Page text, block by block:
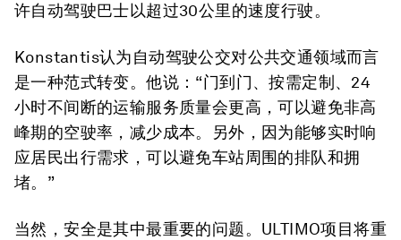
许自动驾驶巴士以超过30公里的速度行驶。
Konstantis认为自动驾驶公交对公共交通领域而言
是一种范式转变。他说：“门到门、按需定制、24
小时不间断的运输服务质量会更高，可以避免非高
峰期的空驶率，减少成本。另外，因为能够实时响
应居民出行需求，可以避免车站周围的排队和拥
堵。”
当然，安全是其中最重要的问题。ULTIMO项目将重